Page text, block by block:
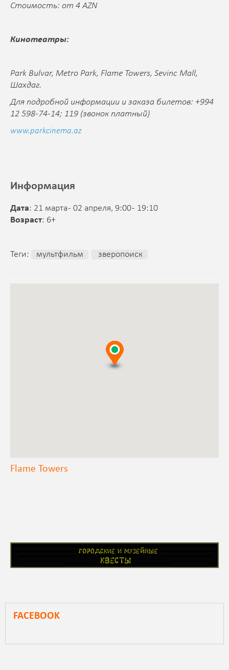
Стоимость: от 4 AZN
Кинотеатры:
Park Bulvar, Metro Park, Flame Towers, Sevinc Mall,
Шахдаг.
Для подробной информации и заказа билетов: +994
12 598-74-14; 119 (звонок платный)
www.parkcinema.az
Информация
Дата: 21 марта - 02 апреля, 9:00 - 19:10
Возраст: 6+
Теги: мультфильм зверопоиск
Flame Towers
FACEBOOK